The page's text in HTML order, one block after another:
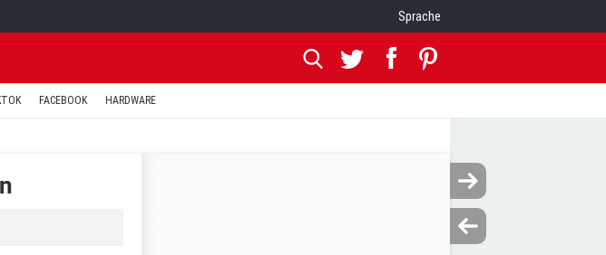
Sprache
FACEBOOK HARDWARE